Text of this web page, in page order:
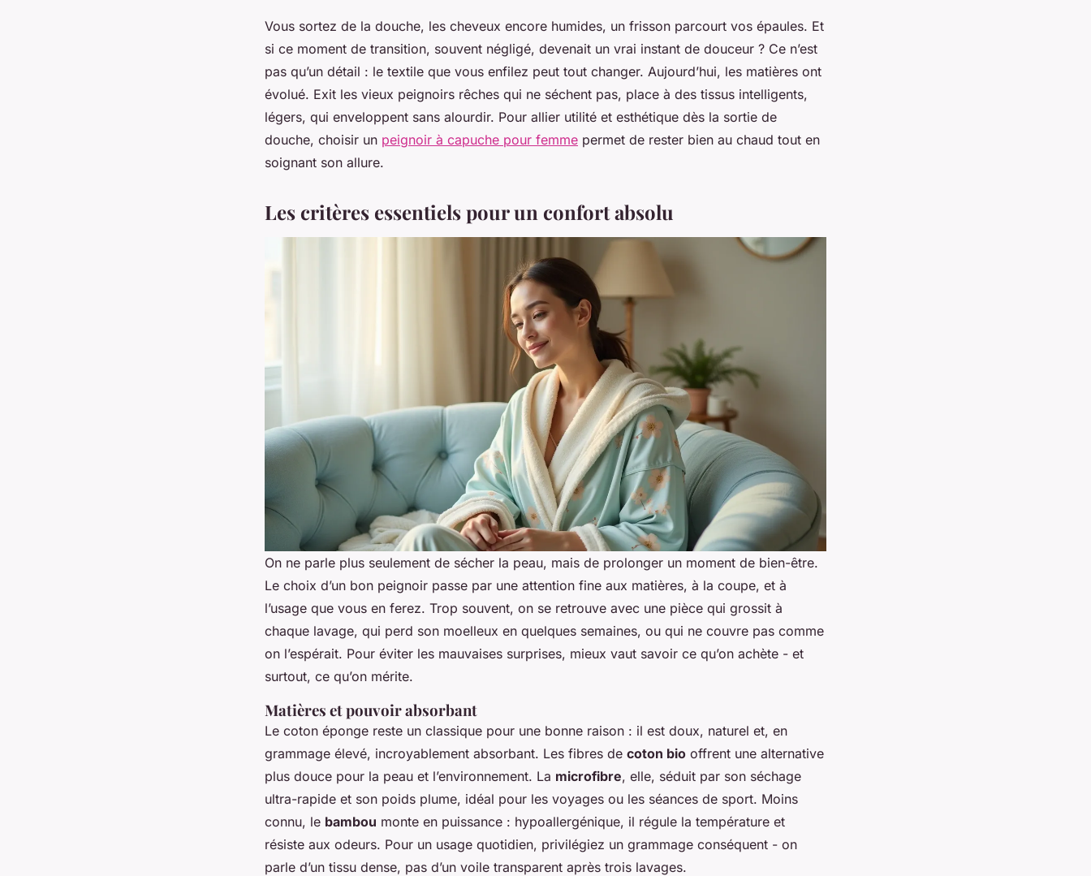
Vous sortez de la douche, les cheveux encore humides, un frisson parcourt vos épaules. Et
si ce moment de transition, souvent négligé, devenait un vrai instant de douceur ? Ce n’est
pas qu’un détail : le textile que vous enfilez peut tout changer. Aujourd’hui, les matières ont
évolué. Exit les vieux peignoirs rêches qui ne séchent pas, place à des tissus intelligents,
légers, qui enveloppent sans alourdir. Pour allier utilité et esthétique dès la sortie de
douche, choisir un peignoir à capuche pour femme permet de rester bien au chaud tout en
soignant son allure.
Les critères essentiels pour un confort absolu
On ne parle plus seulement de sécher la peau, mais de prolonger un moment de bien-être.
Le choix d’un bon peignoir passe par une attention fine aux matières, à la coupe, et à
l’usage que vous en ferez. Trop souvent, on se retrouve avec une pièce qui grossit à
chaque lavage, qui perd son moelleux en quelques semaines, ou qui ne couvre pas comme
on l’espérait. Pour éviter les mauvaises surprises, mieux vaut savoir ce qu’on achète - et
surtout, ce qu’on mérite.
Matières et pouvoir absorbant
Le coton éponge reste un classique pour une bonne raison : il est doux, naturel et, en
grammage élevé, incroyablement absorbant. Les fibres de coton bio offrent une alternative
plus douce pour la peau et l’environnement. La microfibre, elle, séduit par son séchage
ultra-rapide et son poids plume, idéal pour les voyages ou les séances de sport. Moins
connu, le bambou monte en puissance : hypoallergénique, il régule la température et
résiste aux odeurs. Pour un usage quotidien, privilégiez un grammage conséquent - on
parle d’un tissu dense, pas d’un voile transparent après trois lavages.